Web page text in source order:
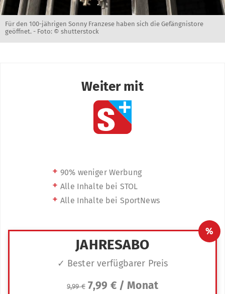
Für den 100-jährigen Sonny Franzese haben sich die Gefängnistore
geöffnet. - Foto: © shutterstock